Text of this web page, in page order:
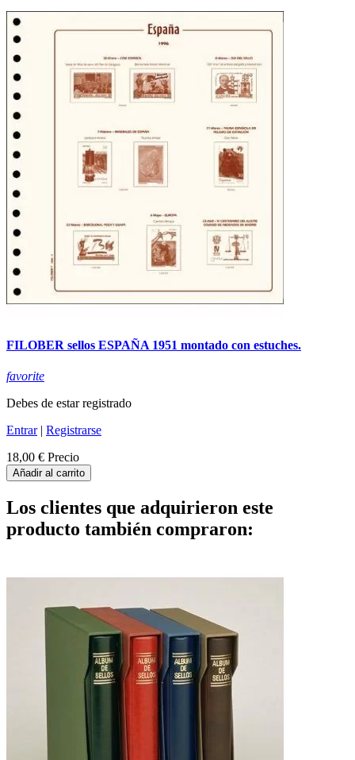
FILOBER sellos ESPAÑA 1951 montado con estuches.
favorite
Debes de estar registrado
Entrar| Registrarse
18,00 € Precio
Añadir al carrito
Los clientes que adquirieron este
producto también compraron: